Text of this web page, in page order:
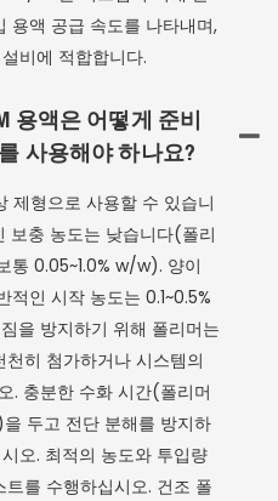
용액 공급 속도를 나타내며,
비에 적합합니다.
용액은 어떻게 준비
사용해야 하나요?
제형으로 사용할 수 있습니
보충 농도는 낮습니다(폴리
통 0.05~1.0% w/w). 양이
인 시작 농도는 0.1~0.5%
을 방지하기 위해 폴리머는
히 첨가하거나 시스템의
. 충분한 수화 시간(폴리머
두고 전단 분해를 방지하
오. 최적의 농도와 투입량
를 수행하십시오. 건조 폴